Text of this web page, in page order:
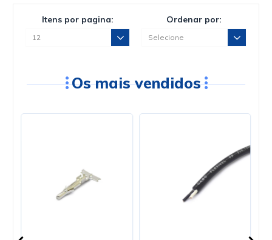
Itens por pagina: Ordenar por:
Os mais vendidos